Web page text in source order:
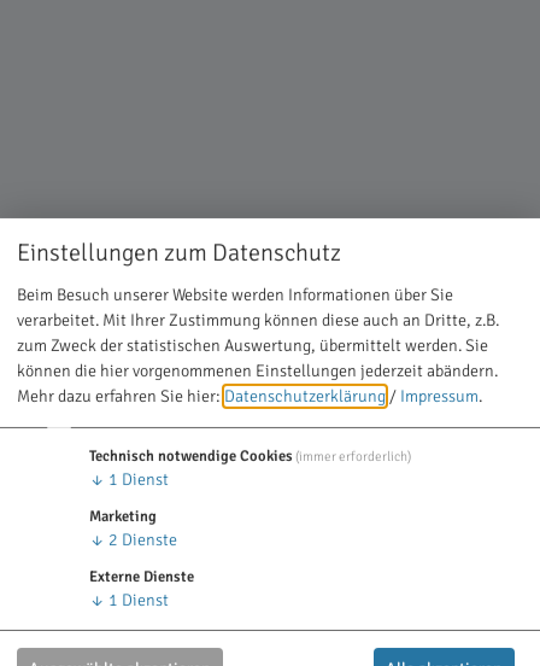
Dr. Christoph Wenninger - Experte für digitale, navigierte Implantologie
In unserem aktuellen Interview dreht sich alles um die neuesten
Münchner ZahnarztDr. Christoph Wenninger
von der
ist führender Experte im Bereich der Implantologie und
Dentaltechniken auf internationalen Kongressen und gibt
Einstellungen zum Datenschutz
Beim Besuch unserer Website werden Informationen über Sie
verarbeitet. Mit Ihrer Zustimmung können diese auch an Dritte, z.B.
zum Zweck der statistischen Auswertung, übermittelt werden. Sie
können die hier vorgenommenen Einstellungen jederzeit abändern.
Mehr dazu erfahren Sie hier: Datenschutzerklärung / Impressum.
Technisch notwendige Cookies (immer erforderlich)
↓ 1 Dienst
Marketing
↓ 2 Dienste
Externe Dienste
↓ 1 Dienst